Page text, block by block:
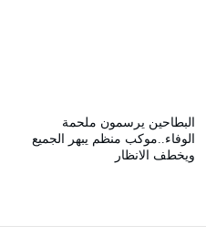
البطاحين يرسمون ملحمة
الوفاء..موكب منظم يبهر الجميع
ويخطف الانظار